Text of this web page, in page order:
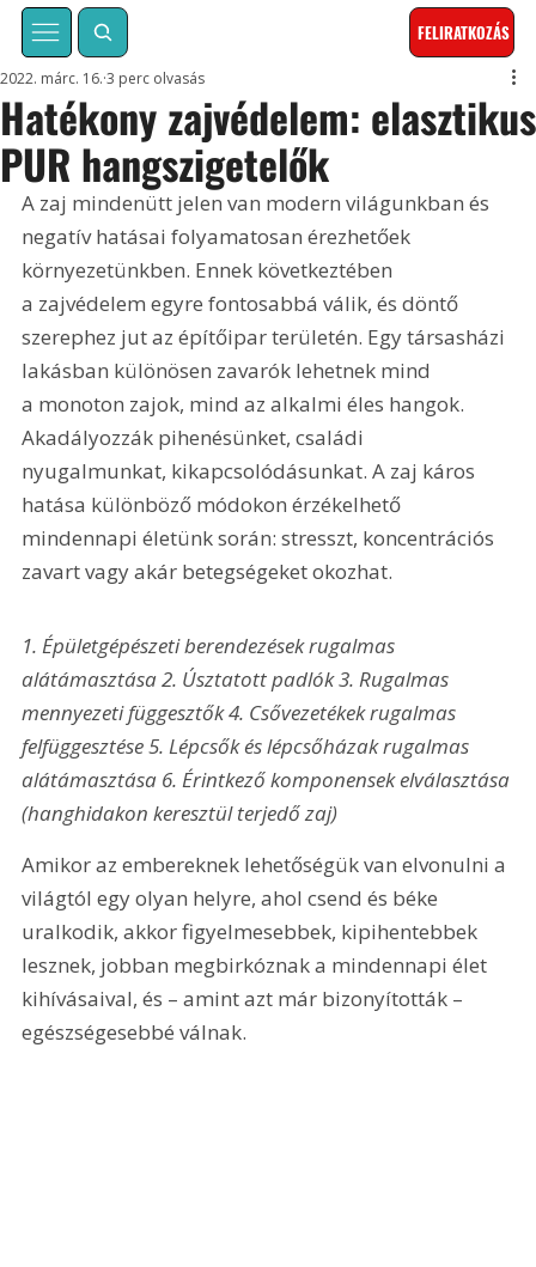
FELIRATKOZÁS
Hatékony zajvédelem: elasztikus
PUR hangszigetelők
2022. márc. 16. 3 perc olvasás
A zaj mindenütt jelen van modern világunkban és
negatív hatásai folyamatosan érezhetőek
környezetünkben. Ennek következtében
a zajvédelem egyre fontosabbá válik, és döntő
szerephez jut az építőipar területén. Egy társasházi
lakásban különösen zavarók lehetnek mind
a monoton zajok, mind az alkalmi éles hangok.
Akadályozzák pihenésünket, családi
nyugalmunkat, kikapcsolódásunkat. A zaj káros
hatása különböző módokon érzékelhető
mindennapi életünk során: stresszt, koncentrációs
zavart vagy akár betegségeket okozhat.
1. Épületgépészeti berendezések rugalmas
alátámasztása 2. Úsztatott padlók 3. Rugalmas
mennyezeti függesztők 4. Csővezetékek rugalmas
felfüggesztése 5. Lépcsők és lépcsőházak rugalmas
alátámasztása 6. Érintkező komponensek elválasztása
(hanghidakon keresztül terjedő zaj)
Amikor az embereknek lehetőségük van elvonulni a
világtól egy olyan helyre, ahol csend és béke
uralkodik, akkor figyelmesebbek, kipihentebbek
lesznek, jobban megbirkóznak a mindennapi élet
kihívásaival, és – amint azt már bizonyították –
egészségesebbé válnak.